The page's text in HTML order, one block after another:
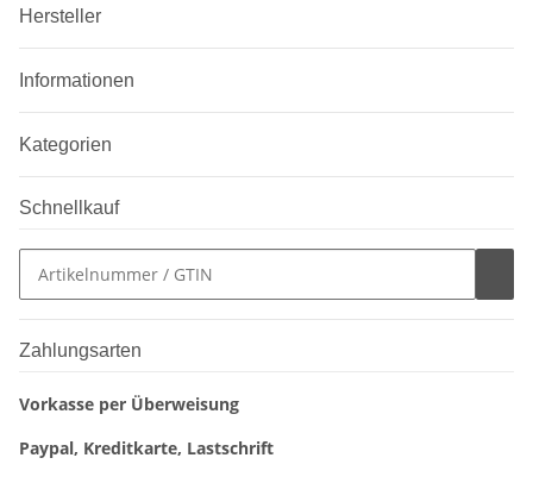
Hersteller
Informationen
Kategorien
Schnellkauf
Zahlungsarten
Vorkasse per Überweisung
Paypal, Kreditkarte, Lastschrift